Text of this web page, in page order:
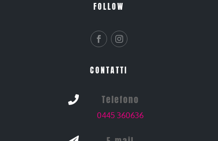
FOLLOW
CONTATTI
 Telefono
0445 360636